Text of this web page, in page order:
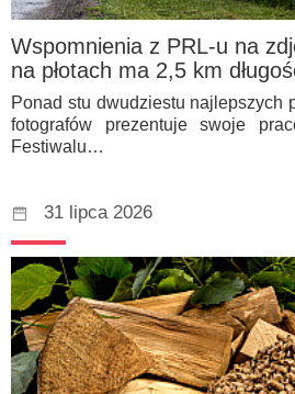
Wspomnienia z PRL-u na
na płotach ma 2,5 km
Ponad stu dwudziestu najlepszych
fotografów prezentuje swoje
Festiwalu…
31 lipca 2026